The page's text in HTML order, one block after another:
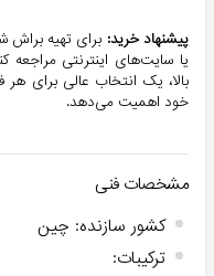
پیشنهاد خرید:
یا سایت‌های اینترنتی
بالا، یک انتخاب عالی برای
خود اهمیت می‌دهد.
مشخصات فنی
کشور سازنده: چین
ترکیبات: